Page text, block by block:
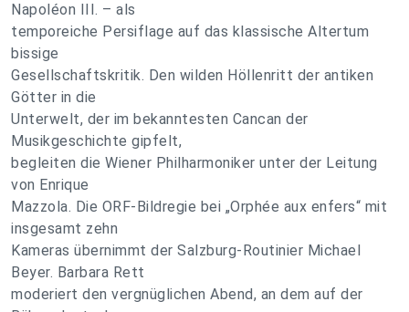
Napoléon III. – als
temporeiche Persiflage auf das klassische Altertum
bissige
Gesellschaftskritik. Den wilden Höllenritt der antiken
Götter in die
Unterwelt, der im bekanntesten Cancan der
Musikgeschichte gipfelt,
begleiten die Wiener Philharmoniker unter der Leitung
von Enrique
Mazzola. Die ORF-Bildregie bei „Orphée aux enfers“ mit
insgesamt zehn
Kameras übernimmt der Salzburg-Routinier Michael
Beyer. Barbara Rett
moderiert den vergnüglichen Abend, an dem auf der